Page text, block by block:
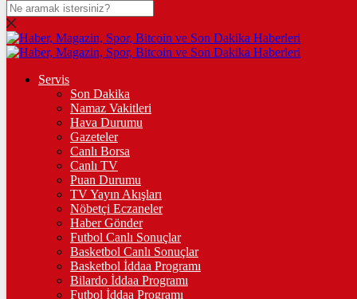
DOLAR
47,7133$% 0.16
% -0.02
STERLİN
% 0.07
GRAM ALTIN
%0,47
ÇEYREK ALTIN
10.689,00%0,53
TAM ALTIN
Servis
Son Dakika
Namaz Vakitleri
Hava Durumu
Gazeteler
Canlı Borsa
Canlı TV
Puan Durumu
TV Yayın Akışları
Nöbetçi Eczaneler
Haber Gönder
Futbol Canlı Sonuçlar
Basketbol Canlı Sonuçlar
Basketbol İddaa Programı
Bilardo İddaa Programı
Futbol İddaa Programı